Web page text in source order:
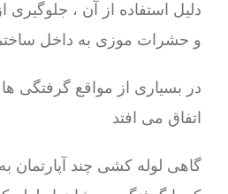
دلیل استفاده از آن ، جلوگیری
و حشرات موزی به داخل
در بسیاری از مواقع گرفتگی
اتفاق می افتد
گاهی لوله کشی چند